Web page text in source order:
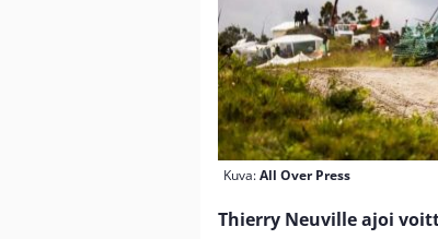
Kuva:All Over Press
Thierry Neuville ajoi